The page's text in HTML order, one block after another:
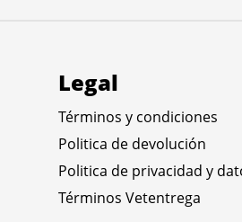
Legal
Términos y condiciones
Politica de devolución
Politica de privacidad y
Términos Vetentrega